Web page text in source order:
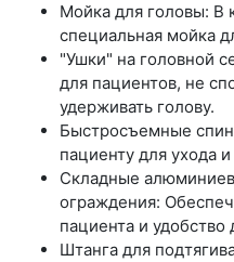
Мойка для головы: В
специальная мойка
"Ушки" на головной
для пациентов, не
удерживать голову.
Быстросъемные
пациенту для ухода
Складные
ограждения:
пациента и удобство
Штанга для